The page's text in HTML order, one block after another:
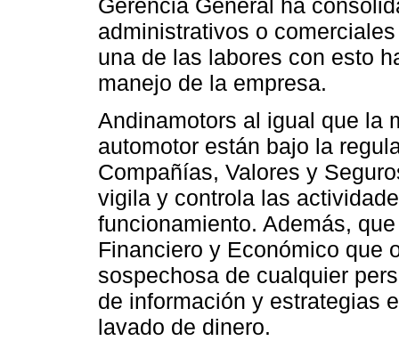
Gerencia General ha
administrativos o
una de las labores con esto
manejo de la empresa.
Andinamotors al igual que la
automotor están bajo la
Compañías, Valores y
vigila y controla las
funcionamiento. Además,
Financiero y Económico que
sospechosa de cualquier
de información y estrategias
lavado de dinero.